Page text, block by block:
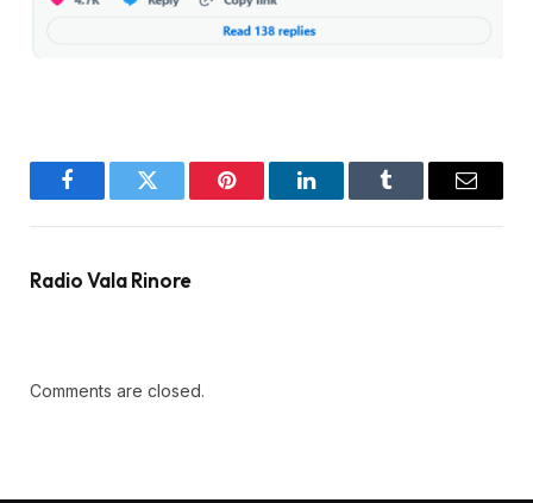
FacebookTwitter Pinterest LinkedInTumblr Email
Radio Vala Rinore
Comments are closed.